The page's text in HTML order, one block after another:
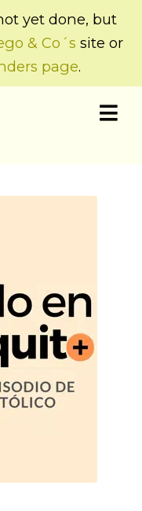
yet done, but
& Co´s site or
page.